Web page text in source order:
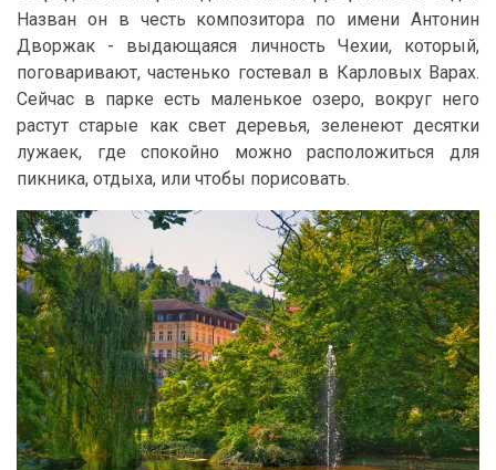
Назван он в честь композитора по имени Антонин
Дворжак - выдающаяся личность Чехии, который,
поговаривают, частенько гостевал в Карловых Варах.
Сейчас в парке есть маленькое озеро, вокруг него
растут старые как свет деревья, зеленеют десятки
лужаек, где спокойно можно расположиться для
пикника, отдыха, или чтобы порисовать.